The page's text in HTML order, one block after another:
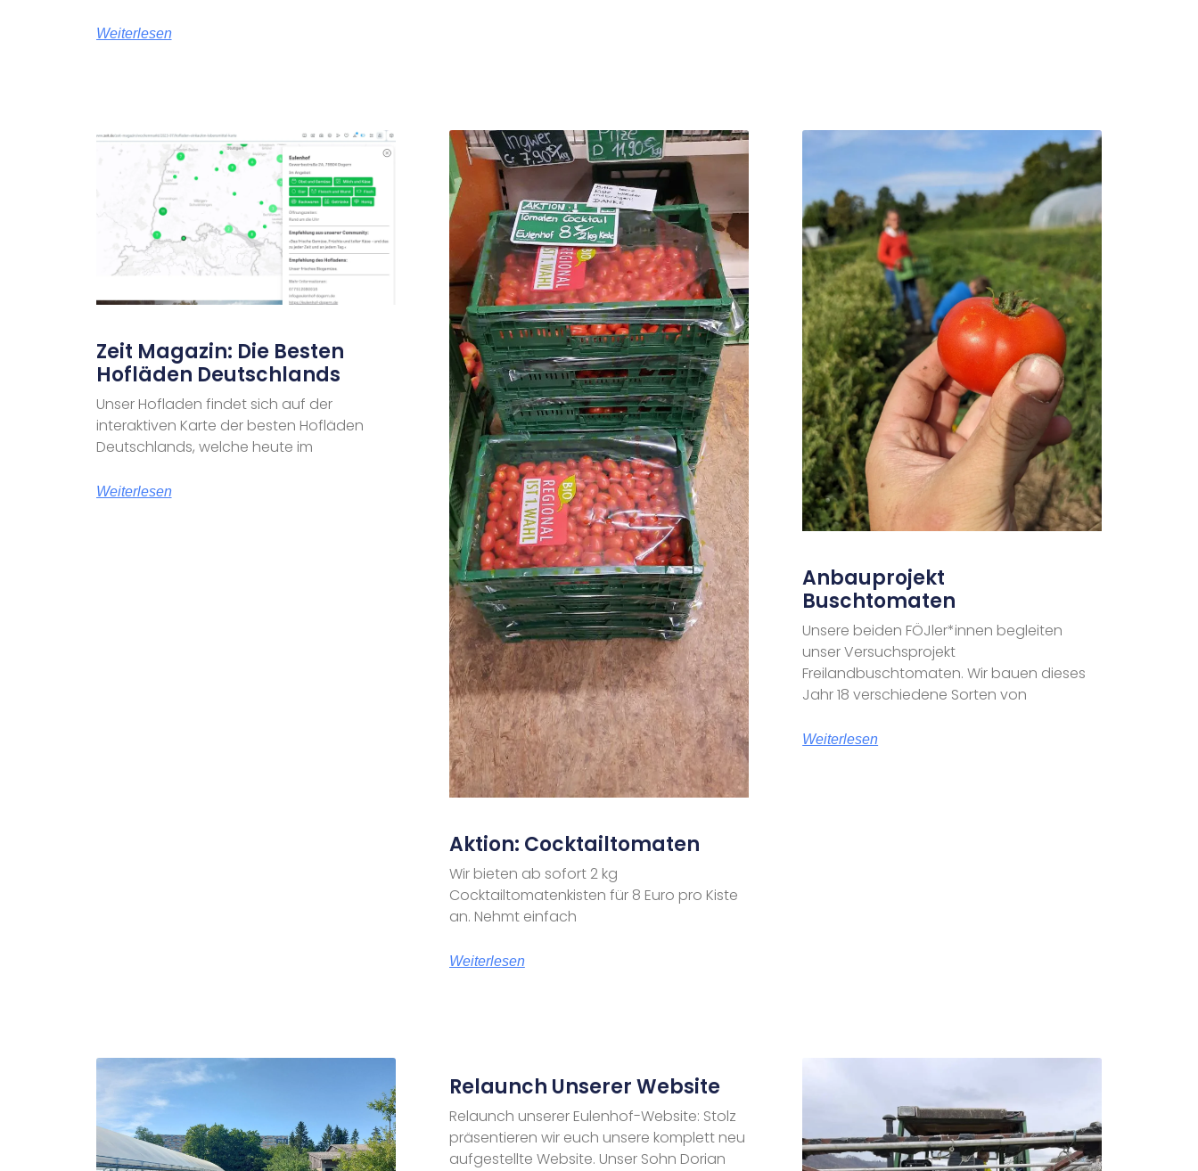
Weiterlesen
Zeit Magazin: Die Besten
Hofläden Deutschlands
Unser Hofladen findet sich auf der
interaktiven Karte der besten Hofläden
Deutschlands, welche heute im
Weiterlesen
Aktion: Cocktailtomaten
Wir bieten ab sofort 2 kg
Cocktailtomatenkisten für 8 Euro pro Kiste
an. Nehmt einfach
Weiterlesen
Anbauprojekt
Buschtomaten
Unsere beiden FÖJler*innen begleiten
unser Versuchsprojekt
Freilandbuschtomaten. Wir bauen dieses
Jahr 18 verschiedene Sorten von
Weiterlesen
Relaunch Unserer Website
Relaunch unserer Eulenhof-Website: Stolz
präsentieren wir euch unsere komplett neu
aufgestellte Website. Unser Sohn Dorian